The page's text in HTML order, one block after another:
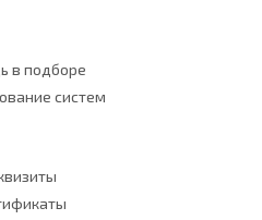
в подборе
систем